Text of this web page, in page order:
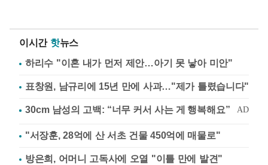
이시간 핫뉴스
하리수 "이혼 내가 먼저 제안…아기 못 낳아 미안"
표창원, 남규리에 15년 만에 사과…"제가 틀렸습니다"
"서장훈, 28억에 산 서초 건물 450억에 매물로"
방은희, 어머니 고독사에 오열 "이틀 만에 발견"